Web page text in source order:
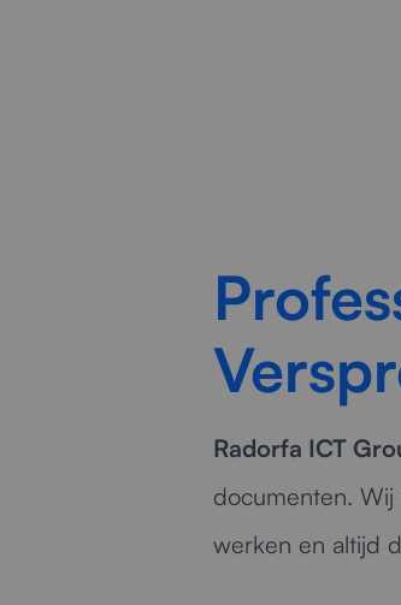
Radorfa ICT
documenten.
werken en altijd